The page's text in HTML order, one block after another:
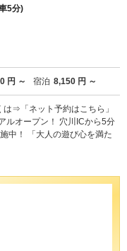
5分)
円 ～ 宿泊 8,150 円 ～
⇒「ネット予約はこちら」
オープン！ 穴川ICから5分
中！ 「大人の遊び心を満た